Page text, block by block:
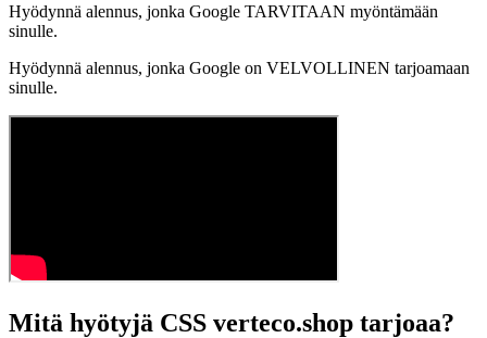
Hyödynnä alennus, jonka Google TARVITAAN myöntämään
sinulle.
Hyödynnä alennus, jonka Google on VELVOLLINEN tarjoamaan
sinulle.
Mitä hyötyjä CSS verteco.shop tarjoaa?